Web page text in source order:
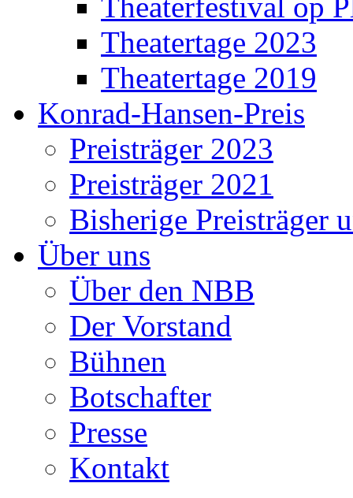
Theaterfestival op
Theatertage 2023
Theatertage 2019
Konrad-Hansen-Preis
Preisträger 2023
Preisträger 2021
Bisherige Preisträger
Über uns
Über den NBB
Der Vorstand
Bühnen
Botschafter
Presse
Kontakt